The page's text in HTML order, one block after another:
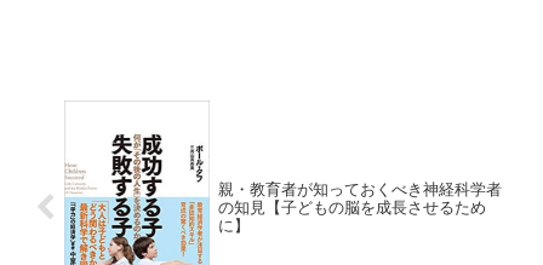
親・教育者が知っておくべき神経科学者
の知見【子どもの脳を成長させるため
に】